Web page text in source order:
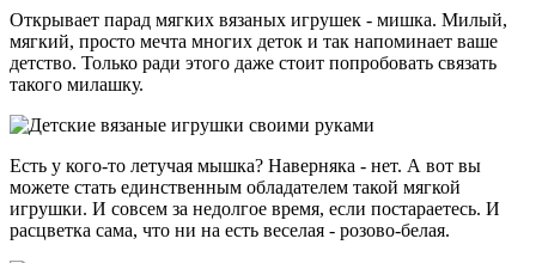
Открывает парад мягких вязаных игрушек - мишка. Милый,
мягкий, просто мечта многих деток и так напоминает ваше
детство. Только ради этого даже стоит попробовать связать
такого милашку.
Есть у кого-то летучая мышка? Наверняка - нет. А вот вы
можете стать единственным обладателем такой мягкой
игрушки. И совсем за недолгое время, если постараетесь. И
расцветка сама, что ни на есть веселая - розово-белая.